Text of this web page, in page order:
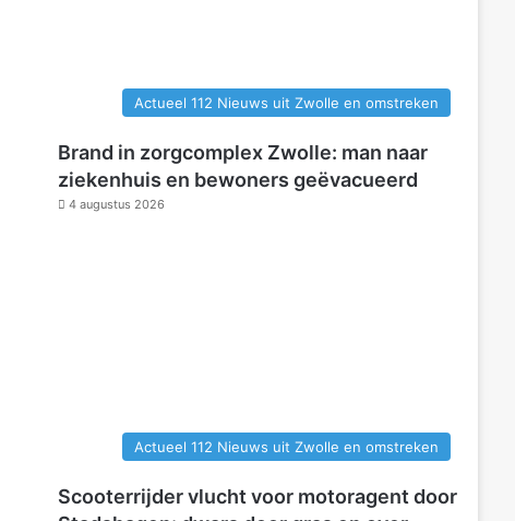
Actueel 112 Nieuws uit Zwolle en omstreken
Brand in zorgcomplex Zwolle: man naar
ziekenhuis en bewoners geëvacueerd
4 augustus 2026
Actueel 112 Nieuws uit Zwolle en omstreken
Scooterrijder vlucht voor motoragent door